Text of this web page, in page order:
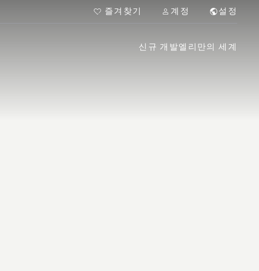
즐겨찾기 계정 설정
신규 개발엘리만의 세계